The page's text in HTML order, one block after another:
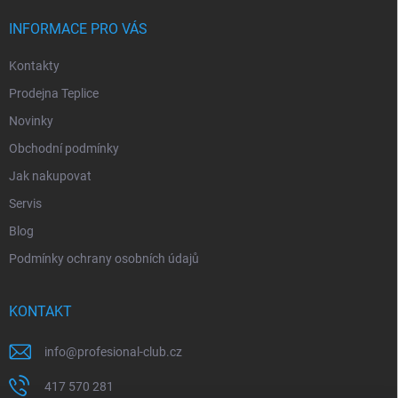
INFORMACE PRO VÁS
Kontakty
Prodejna Teplice
Novinky
Obchodní podmínky
Jak nakupovat
Servis
Blog
Podmínky ochrany osobních údajů
KONTAKT
info@profesional-club.cz
417 570 281